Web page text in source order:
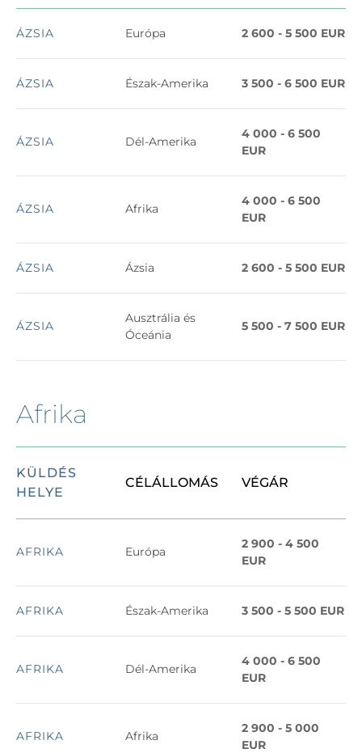
ÁZSIA Európa 2 600 - 5 500 EUR
ÁZSIA Észak-Amerika 3 500 - 6 500 EUR
ÁZSIA Dél-Amerika
4 000 - 6 500
EUR
ÁZSIA Afrika
4 000 - 6 500
EUR
ÁZSIA Ázsia 2 600 - 5 500 EUR
ÁZSIA
Ausztrália és
Óceánia
5 500 - 7 500 EUR
Afrika
KÜLDÉS
HELYE
CÉLÁLLOMÁS VÉGÁR
AFRIKA Európa
2 900 - 4 500
EUR
AFRIKA Észak-Amerika 3 500 - 5 500 EUR
AFRIKA Dél-Amerika
4 000 - 6 500
EUR
AFRIKA Afrika
2 900 - 5 000
EUR